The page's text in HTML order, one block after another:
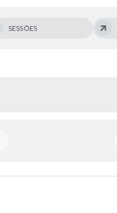
SESSÕES